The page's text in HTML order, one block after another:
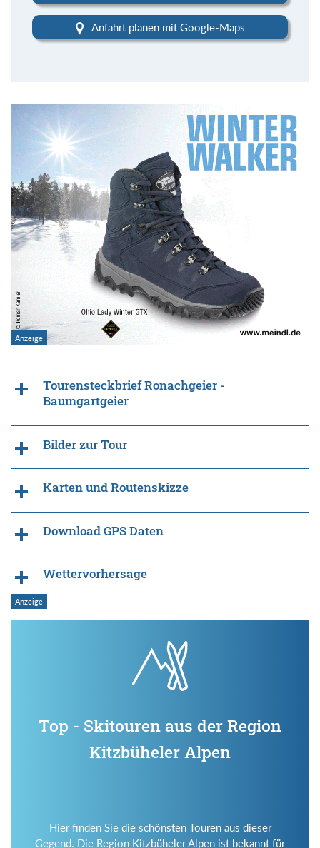
Anfahrt planen mit Google-Maps
Tourensteckbrief Ronachgeier -
Baumgartgeier
Bilder zur Tour
Karten und Routenskizze
Download GPS Daten
Wettervorhersage
Top - Skitouren aus der Region
Kitzbüheler Alpen
Hier finden Sie die schönsten Touren aus dieser
Gegend. Die Region Kitzbüheler Alpen ist bekannt für